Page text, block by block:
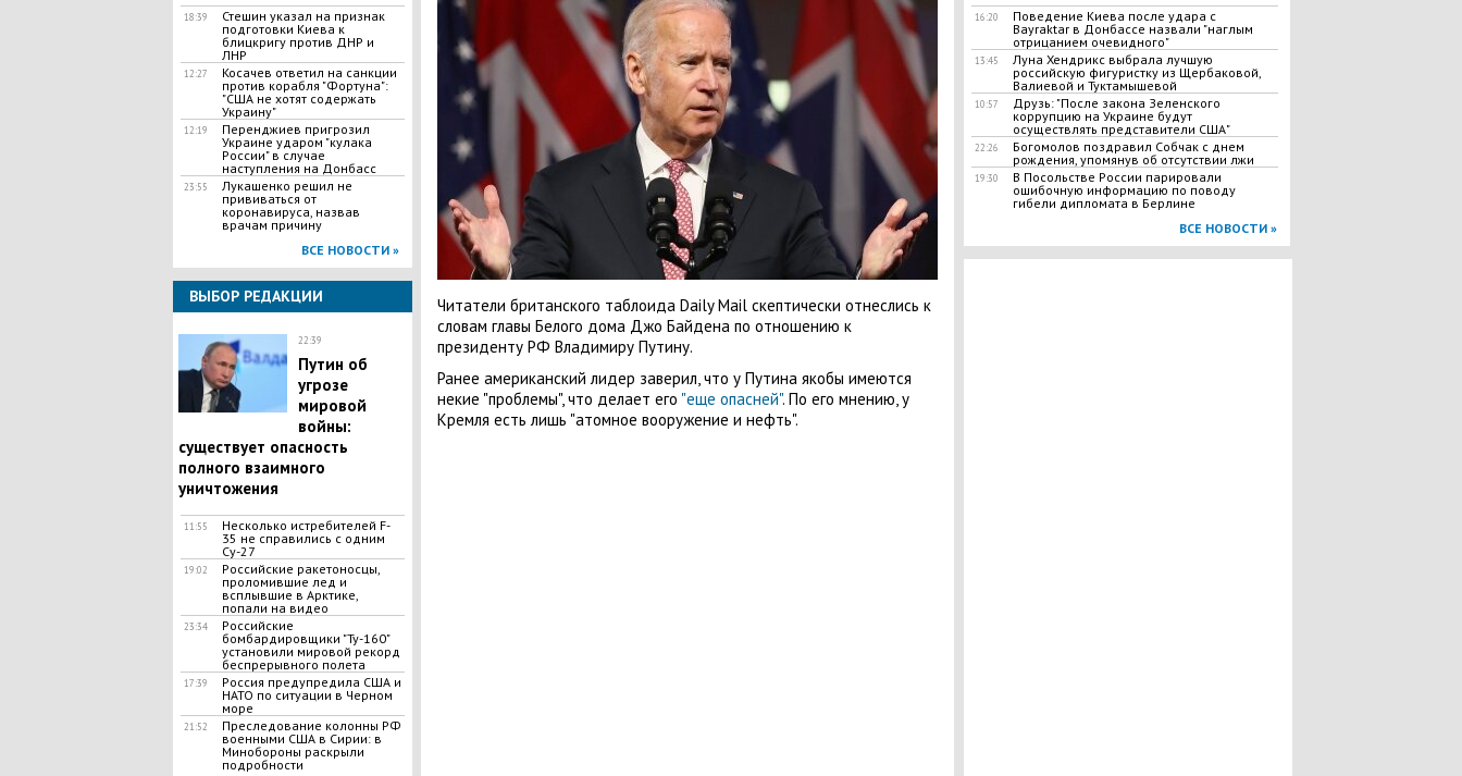
18:39
Стешин указал на признак
подготовки Киева к
блицкригу против ДНР и
ЛНР
12:27
​Косачев ответил на санкции
против корабля "Фортуна":
"США не хотят содержать
Украину"
12:19
Перенджиев пригрозил
Украине ударом "кулака
России" в случае
наступления на Донбасс
23:55
Лукашенко решил не
прививаться от
коронавируса, назвав
врачам причину
ВСЕ НОВОСТИ »
ВЫБОР РЕДАКЦИИ
22:39
Путин об
угрозе
мировой
войны:
существует опасность
полного взаимного
уничтожения
11:55
Несколько истребителей F-
35 не справились с одним
Су-27
19:02
Российские ракетоносцы,
проломившие лед и
всплывшие в Арктике,
попали на видео
23:34
Российские
бомбардировщики "Ту-160"
установили мировой рекорд
беспрерывного полета
17:39
Россия предупредила США и
НАТО по ситуации в Черном
море
21:52
Преследование колонны РФ
военными США в Сирии: в
Минобороны раскрыли
подробности
Читатели британского таблоида Daily Mail скептически отнеслись к
словам главы Белого дома Джо Байдена по отношению к
президенту РФ Владимиру Путину.
Ранее американский лидер заверил, что у Путина якобы имеются
некие "проблемы", что делает его "еще опасней". По его мнению, у
Кремля есть лишь "атомное вооружение и нефть".
16:20
Поведение Киева после удара с
Bayraktar в Донбассе назвали "наглым
отрицанием очевидного"
13:45
Луна Хендрикс выбрала лучшую
российскую фигуристку из Щербаковой,
Валиевой и Туктамышевой
10:57
Друзь: "После закона Зеленского
коррупцию на Украине будут
осуществлять представители США"
22:26
Богомолов поздравил Собчак с днем
рождения, упомянув об отсутствии лжи
19:30
В Посольстве России парировали
ошибочную информацию по поводу
гибели дипломата в Берлине
ВСЕ НОВОСТИ »